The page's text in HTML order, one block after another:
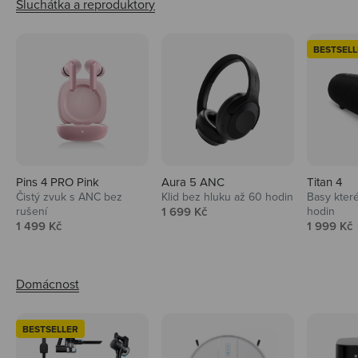
Pins 4 PRO Pink
Čistý zvuk s ANC bez
rušení
Prodejní cena
1 499 Kč
Aura 5 ANC
Klid bez hluku až 60 hodin
Prodejní cena
1 699 Kč
Titan 4
Basy
hodin
Prodejní
1 999 Kč
BESTSELLER